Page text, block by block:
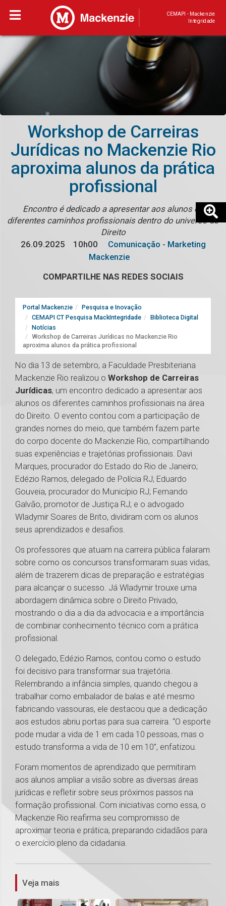
CEMAPI - Mackenzie
Integridade
Workshop de Carreiras
Jurídicas no Mackenzie Rio
aproxima alunos da prática
profissional
Encontro é dedicado a apresentar aos alunos os
diferentes caminhos profissionais dentro do universo do
Direito
26.09.2025
10h00
Comunicação - Marketing
Mackenzie
COMPARTILHE NAS REDES SOCIAIS
Portal Mackenzie
Pesquisa e Inovação
CEMAPI CT Pesquisa MackIntegridade
Biblioteca Digital
Notícias
Workshop de Carreiras Jurídicas no Mackenzie Rio
aproxima alunos da prática profissional
No dia 13 de setembro, a Faculdade Presbiteriana
Mackenzie Rio realizou o Workshop de Carreiras
Jurídicas, um encontro dedicado a apresentar aos
alunos os diferentes caminhos profissionais na área
do Direito. O evento contou com a participação de
grandes nomes do meio, que também fazem parte
do corpo docente do Mackenzie Rio, compartilhando
suas experiências e trajetórias profissionais. Davi
Marques, procurador do Estado do Rio de Janeiro;
Edézio Ramos, delegado de Polícia RJ; Eduardo
Gouveia, procurador do Município RJ; Fernando
Galvão, promotor de Justiça RJ; e o advogado
Wladymir Soares de Brito, dividiram com os alunos
seus aprendizados e desafios.
Os professores que atuam na carreira pública falaram
sobre como os concursos transformaram suas vidas,
além de trazerem dicas de preparação e estratégias
para alcançar o sucesso. Já Wladymir trouxe uma
abordagem dinâmica sobre o Direito Privado,
mostrando o dia a dia da advocacia e a importância
de combinar conhecimento técnico com a prática
profissional.
O delegado, Edézio Ramos, contou como o estudo
foi decisivo para transformar sua trajetória.
Relembrando a infância simples, quando chegou a
trabalhar como embalador de balas e até mesmo
fabricando vassouras, ele destacou que a dedicação
aos estudos abriu portas para sua carreira. “O esporte
pode mudar a vida de 1 em cada 10 pessoas, mas o
estudo transforma a vida de 10 em 10”, enfatizou.
Foram momentos de aprendizado que permitiram
aos alunos ampliar a visão sobre as diversas áreas
jurídicas e refletir sobre seus próximos passos na
formação profissional. Com iniciativas como essa, o
Mackenzie Rio reafirma seu compromisso de
aproximar teoria e prática, preparando cidadãos para
o exercício pleno da cidadania.
1
Veja mais